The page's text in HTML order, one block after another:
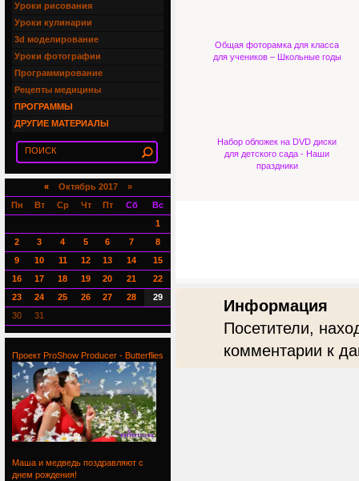
Общая фоторамка для класса
для учеников – Школьные годы
Набор обложек на DVD диски
для детского сада - Наши
праздники
Информация
Посетители,
комментарии к
Уроки рисования
Уроки кулинарии
3d моделирование
Уроки фотографии
Программирование
Рецепты медицины
ПРОГРАММЫ
ДРУГИЕ МАТЕРИАЛЫ
«Октябрь 2017 »
Пн
Вт Ср Чт Пт Сб
Вс
1
2
3 4 5 6 7
8
9
10 11 12 13 14
15
16
17 18 19 20 21
22
23
24 25 26 27 28
29
30
31
Проект ProShow Producer - Butterflies
Маша и медведь поздравляют с
днем рождения!